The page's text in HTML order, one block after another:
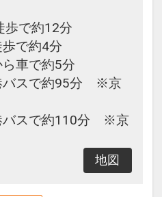
歩で約12分
歩で約4分
ら車で約5分
バスで約95分 ※京
バスで約110分 ※京
地図